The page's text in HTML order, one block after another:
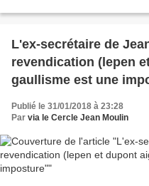
L'ex-secrétaire de
revendication (lepen
gaullisme est une
Publié le 31/01/2018 à 23:28
Par via le Cercle Jean Moulin